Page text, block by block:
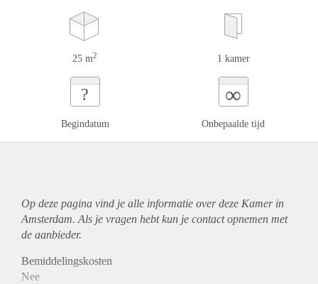
25 m2 1 kamer
?
Begindatum
∞
Onbepaalde tijd
Op deze pagina vind je alle informatie over deze Kamer in
Amsterdam. Als je vragen hebt kun je contact opnemen met
de aanbieder.
Bemiddelingskosten
Nee